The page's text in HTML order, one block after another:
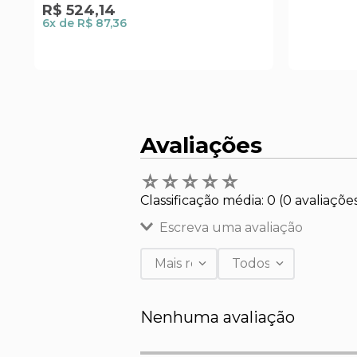
R$ 524,14
6x de R$ 87,36
Avaliações
☆☆☆☆☆
Classificação média: 0 (0
Escreva uma avaliação
Título
Mais recentesTodos
Nenhuma avaliação